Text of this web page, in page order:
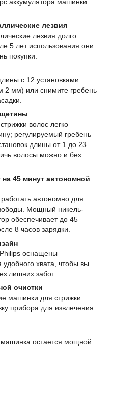
лезвия
лезвия долго
5 лет использования они
покупки.
с 12 установками
2 мм) или снимите гребень
волос легко
регулируемый гребень
длины от 1 до 23
волосы можно и без
на 45 минут автономной
автономно для
Мощный никель-
обеспечивает до 45
8 часов зарядки.
оснащены
удобного хвата, чтобы вы
лишних забот.
очистки
машинки для стрижки
прибора для извлечения
остается мощной.